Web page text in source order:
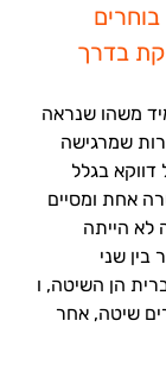
בדרך
משהו שנראה
שמרגישה
בגלל
אחת ומסיים
הייתה
שני
הן השיטה, ו
שיטה, אחר